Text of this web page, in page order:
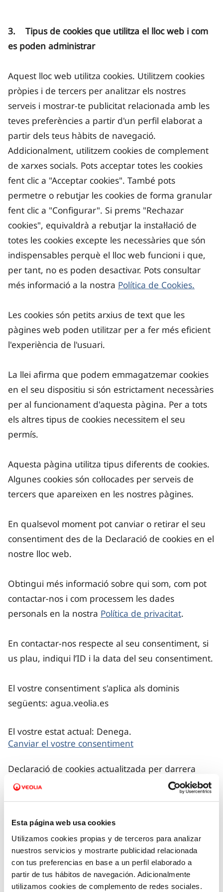
Esta página web usa cookies
Utilizamos cookies propias y de terceros para analizar
nuestros servicios y mostrarte publicidad relacionada
con tus preferencias en base a un perfil elaborado a
partir de tus hábitos de navegación. Adicionalmente
utilizamos cookies de complemento de redes sociales.
3. Tipus de cookies que utilitza el lloc web i com
es poden administrar
Aquest lloc web utilitza cookies. Utilitzem cookies
pròpies i de tercers per analitzar els nostres
serveis i mostrar-te publicitat relacionada amb les
teves preferències a partir d'un perfil elaborat a
partir dels teus hàbits de navegació.
Addicionalment, utilitzem cookies de complement
de xarxes socials. Pots acceptar totes les cookies
fent clic a "Acceptar cookies". També pots
permetre o rebutjar les cookies de forma granular
fent clic a "Configurar". Si prems "Rechazar
cookies", equivaldrà a rebutjar la instal·lació de
totes les cookies excepte les necessàries que són
indispensables perquè el lloc web funcioni i que,
per tant, no es poden desactivar. Pots consultar
més informació a la nostra Política de Cookies.
Les cookies són petits arxius de text que les
pàgines web poden utilitzar per a fer més eficient
l'experiència de l'usuari.
La llei afirma que podem emmagatzemar cookies
en el seu dispositiu si són estrictament necessàries
per al funcionament d'aquesta pàgina. Per a tots
els altres tipus de cookies necessitem el seu
permís.
Aquesta pàgina utilitza tipus diferents de cookies.
Algunes cookies són col·locades per serveis de
tercers que apareixen en les nostres pàgines.
En qualsevol moment pot canviar o retirar el seu
consentiment des de la Declaració de cookies en el
nostre lloc web.
Obtingui més informació sobre qui som, com pot
contactar-nos i com processem les dades
personals en la nostra Política de privacitat.
En contactar-nos respecte al seu consentiment, si
us plau, indiqui l’ID i la data del seu consentiment.
El vostre consentiment s'aplica als dominis
següents: agua.veolia.es
El vostre estat actual: Denega.
Canviar el vostre consentiment
Declaració de cookies actualitzada per darrera
vegada el 27/07/2026 per
Requeriments (13)
Les cookies necessàries ajuden a fer els llocs
web més accessibles i permeten les funcions
bàsiques com la navegació o l’accés a les àrees